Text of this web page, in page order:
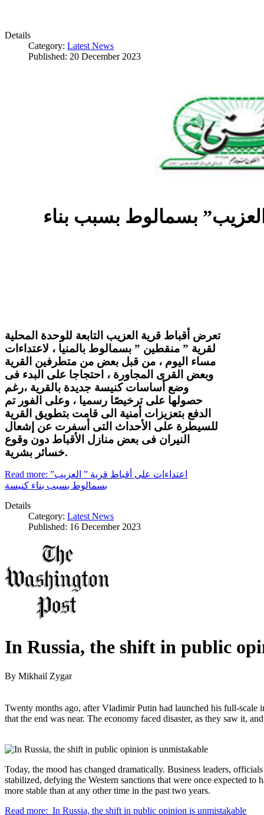
Details
Category: Latest News
Published: 20 December 2023
بسمالوط بسبب بناء
تعرض أقباط قرية العزيب التابعة للوحدة المحلية
لقرية ” منقطين ” بسمالوط بالمنيا ، لاعتداءات
مساء اليوم ، من قبل بعض من متطرفين القرية
وبعض القرى المجاورة ، احتجاجا على البدء فى
وضع أساسات كنيسة جديدة بالقرية ،رغم
حصولها على ترخيصًا رسميا ، وعلى الفور تم
الدفع بتعزيزات أمنية الى قامت بتطويق القرية
للسيطرة على الأحداث التى أسفرت عن إشعال
النيران فى بعض منازل الأقباط دون وقوع
خسائر بشرية.
Read more: اعتداءات على أقباط قرية ” العزيب”
بسمالوط بسبب بناء كنيسة
Details
Category: Latest News
Published: 16 December 2023
In Russia, the shift in public
By Mikhail Zygar
Twenty months ago, after Vladimir Putin had launched his full-
that the end was near. The economy faced disaster, as they saw it,
Today, the mood has changed dramatically. Business leaders,
stabilized, defying the Western sanctions that were once expected to
more stable than at any other time in the past two years.
Read more: In Russia, the shift in public opinion is unmistakable